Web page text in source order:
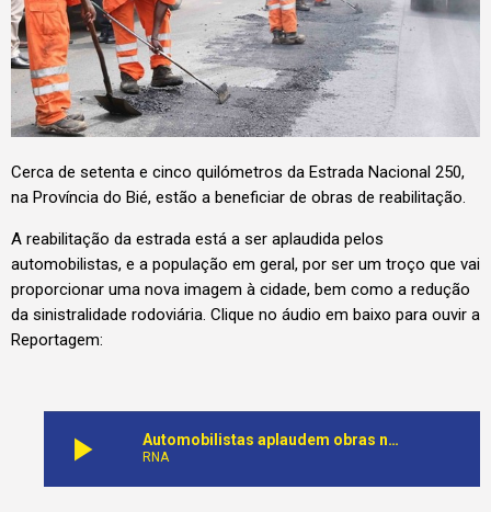
Cerca de setenta e cinco quilómetros da Estrada Nacional 250,
na Província do Bié, estão a beneficiar de obras de reabilitação.
A reabilitação da estrada está a ser aplaudida pelos
automobilistas, e a população em geral, por ser um troço que vai
proporcionar uma nova imagem à cidade, bem como a redução
da sinistralidade rodoviária. Clique no áudio em baixo para ouvir a
Reportagem:
play_arrow Automobilistas aplaudem obras na Estrada Nacional 250
RNA